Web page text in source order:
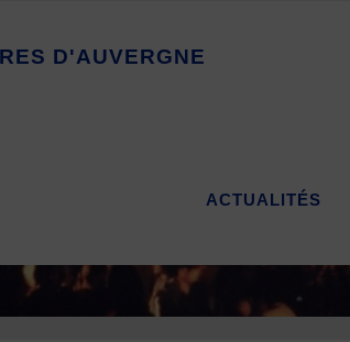
ES D'AUVERGNE
ACTUALITÉS